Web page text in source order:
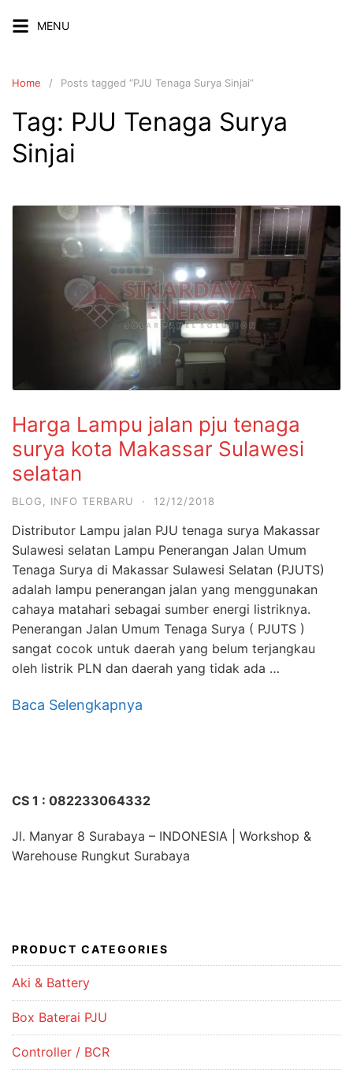
MENU
Home Posts tagged “PJU Tenaga Surya Sinjai”
Tag: PJU Tenaga Surya
Sinjai
Harga Lampu jalan pju tenaga
surya kota Makassar Sulawesi
selatan
BLOG INFO TERBARU · 12/12/2018
Distributor Lampu jalan PJU tenaga surya Makassar
Sulawesi selatan Lampu Penerangan Jalan Umum
Tenaga Surya di Makassar Sulawesi Selatan (PJUTS)
adalah lampu penerangan jalan yang menggunakan
cahaya matahari sebagai sumber energi listriknya.
Penerangan Jalan Umum Tenaga Surya ( PJUTS )
sangat cocok untuk daerah yang belum terjangkau
oleh listrik PLN dan daerah yang tidak ada …
Baca Selengkapnya
CS 1 : 082233064332
Jl. Manyar 8 Surabaya – INDONESIA | Workshop &
Warehouse Rungkut Surabaya
PRODUCT CATEGORIES
Aki & Battery
Box Baterai PJU
Controller / BCR